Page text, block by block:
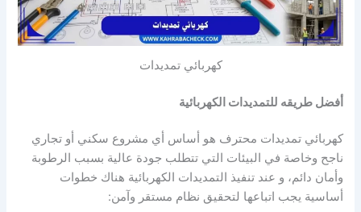
كهربائي تمديدات
أفضل طريقه للتمديدات الكهربائية
كهربائي تمديدات محترف هو أساس أي مشروع سكني أو تجاري
ناجح وخاصة في البيئات التي تتطلب جودة عالية بسبب الرطوبة
وأمان دائم، و عند تنفيذ التمديدات الكهربائية هناك خطوات
أساسية يجب اتباعها لتحقيق نظام مستقر وآمن: